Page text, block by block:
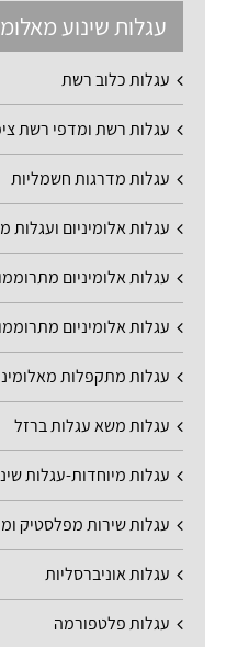
עגלות שינוע
עגלות כלוב רשת
עגלות רשת ומדפי רשת
עגלות מדרגות חשמליות
עגלות אלומיניום ועגלות
עגלות אלומיניום
עגלות אלומיניום
עגלות מתקפלות
עגלות משא עגלות ברזל
עגלות מיוחדות-עגלות
עגלות שירות מפלסטיק
עגלות אוניברסליות
עגלות פלטפורמה